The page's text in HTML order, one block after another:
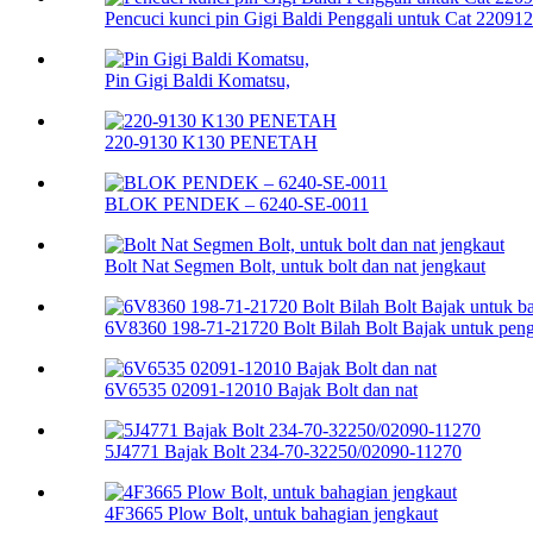
Pencuci kunci pin Gigi Baldi Penggali untuk Cat
Pin Gigi Baldi Komatsu,
220-9130 K130 PENETAH
BLOK PENDEK – 6240-SE-0011
Bolt Nat Segmen Bolt, untuk bolt dan nat jengkaut
6V8360 198-71-21720 Bolt Bilah Bolt Bajak untuk
6V6535 02091-12010 Bajak Bolt dan nat
5J4771 Bajak Bolt 234-70-32250/02090-11270
4F3665 Plow Bolt, untuk bahagian jengkaut